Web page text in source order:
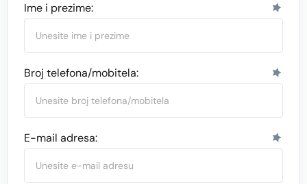
Ime i prezime:
Broj telefona/mobitela:
E-mail adresa: